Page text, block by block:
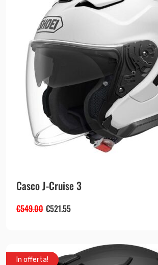
Casco J-Cruise 3
€549.00 €521.55
In offerta!